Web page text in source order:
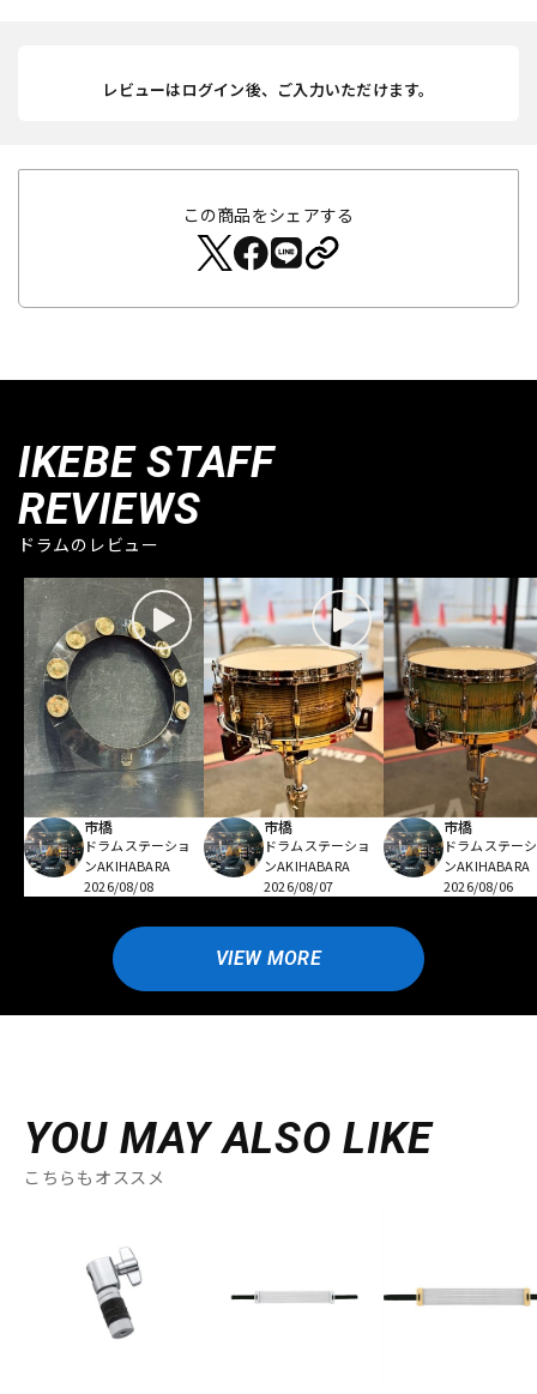
レビューはログイン後、ご入力いただけます。
この商品をシェアする
IKEBE STAFF
REVIEWS
ドラムのレビュー
市橋
ドラムステーショ
ンAKIHABARA
2026/08/08
市橋
ドラムステーショ
ンAKIHABARA
2026/08/07
市橋
ドラムステー
ンAKIHABARA
2026/08/06
VIEW MORE
YOU MAY ALSO LIKE
こちらもオススメ